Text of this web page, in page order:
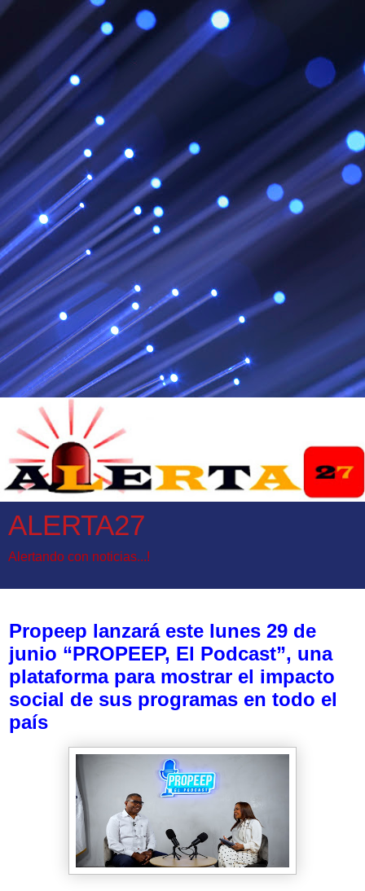
ALERTA27
Alertando con noticias...!
Propeep lanzará este lunes 29 de
junio “PROPEEP, El Podcast”, una
plataforma para mostrar el impacto
social de sus programas en todo el
país